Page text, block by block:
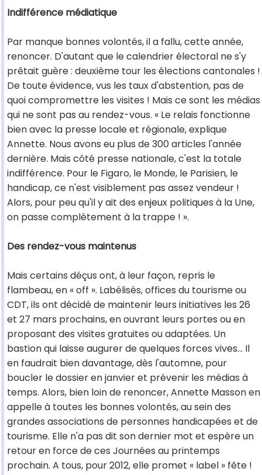
Indifférence médiatique
Par manque bonnes volontés, il a fallu, cette année,
renoncer. D'autant que le calendrier électoral ne s'y
prêtait guère : deuxième tour les élections cantonales !
De toute évidence, vus les taux d'abstention, pas de
quoi compromettre les visites ! Mais ce sont les médias
qui ne sont pas au rendez-vous. « Le relais fonctionne
bien avec la presse locale et régionale, explique
Annette. Nous avons eu plus de 300 articles l'année
dernière. Mais côté presse nationale, c'est la totale
indifférence. Pour le Figaro, le Monde, le Parisien, le
handicap, ce n'est visiblement pas assez vendeur !
Alors, pour peu qu'il y ait des enjeux politiques à la Une,
on passe complètement à la trappe ! ».
Des rendez-vous maintenus
Mais certains déçus ont, à leur façon, repris le
flambeau, en « off ». Labélisés, offices du tourisme ou
CDT, ils ont décidé de maintenir leurs initiatives les 26
et 27 mars prochains, en ouvrant leurs portes ou en
proposant des visites gratuites ou adaptées. Un
bastion qui laisse augurer de quelques forces vives... Il
en faudrait bien davantage, dès l'automne, pour
boucler le dossier en janvier et prévenir les médias à
temps. Alors, bien loin de renoncer, Annette Masson en
appelle à toutes les bonnes volontés, au sein des
grandes associations de personnes handicapées et de
tourisme. Elle n'a pas dit son dernier mot et espère un
retour en force de ces Journées au printemps
prochain. A tous, pour 2012, elle promet « label » fête !